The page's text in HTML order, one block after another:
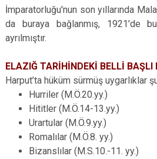
İmparatorluğu'nun son yıllarında
da buraya bağlanmış, 1921'de
ayrılmıştır.
ELAZIĞ TARİHİNDEKİ BELLİ BAŞLI
Harput’ta hüküm sürmüş uygarlıklar
Hurriler (M.Ö.20.yy.)
Hititler (M.Ö.14-13.yy.)
Urartular (M.Ö.9.yy.)
Romalılar (M.Ö.8. yy.)
Bizanslılar (M.S.10.-11. yy.)